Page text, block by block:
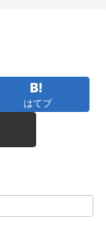
はてブ